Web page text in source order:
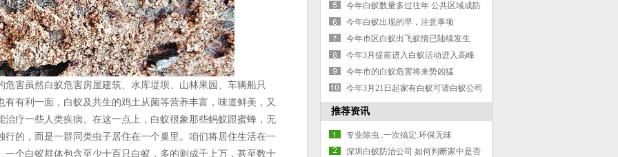
虽然白蚁危害房屋建筑、水库堤坝、山林果园、车辆船只
有利一面，白蚁及共生的鸡土从菌等营养丰富，味道鲜美，又
治疗一些人类疾病。在这一点上，白蚁很象那些蚂蚁跟蜜蜂，无
行的，而是一群同类虫子居住在一个巢里。咱们将居住生活在一
一个白蚁群体包含至少十百只白蚁，多的则成千上万，甚至数十
今年白蚁数量多过往年 公共区域成防
蚁盲点
今年白蚁出现的早，注意事项
今年市区白蚁出飞蚁情已陆续发生
今年3月提前进入白蚁活动进入高峰
期！
今年市的白蚁危害将来势凶猛
今年3月21日起家有白蚁可请白蚁公司
免费上门检查
推荐资讯
专业除虫 .一次搞定.环保无味
深圳白蚁防治公司 如何判断家中是否